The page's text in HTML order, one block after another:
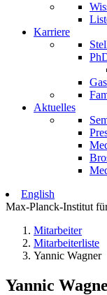
Karriere
Aktuelles
English
Max-Planck-Institut
Mitarbeiter
Mitarbeiterliste
Yannic Wagner
Yannic